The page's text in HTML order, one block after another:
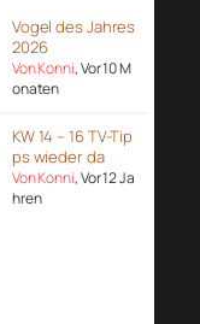
Vogel des Jahres
2026
Von Konni, Vor 10 M
onaten
KW 14 – 16 TV-Tip
ps wieder da
Von Konni, Vor 12 Ja
hren